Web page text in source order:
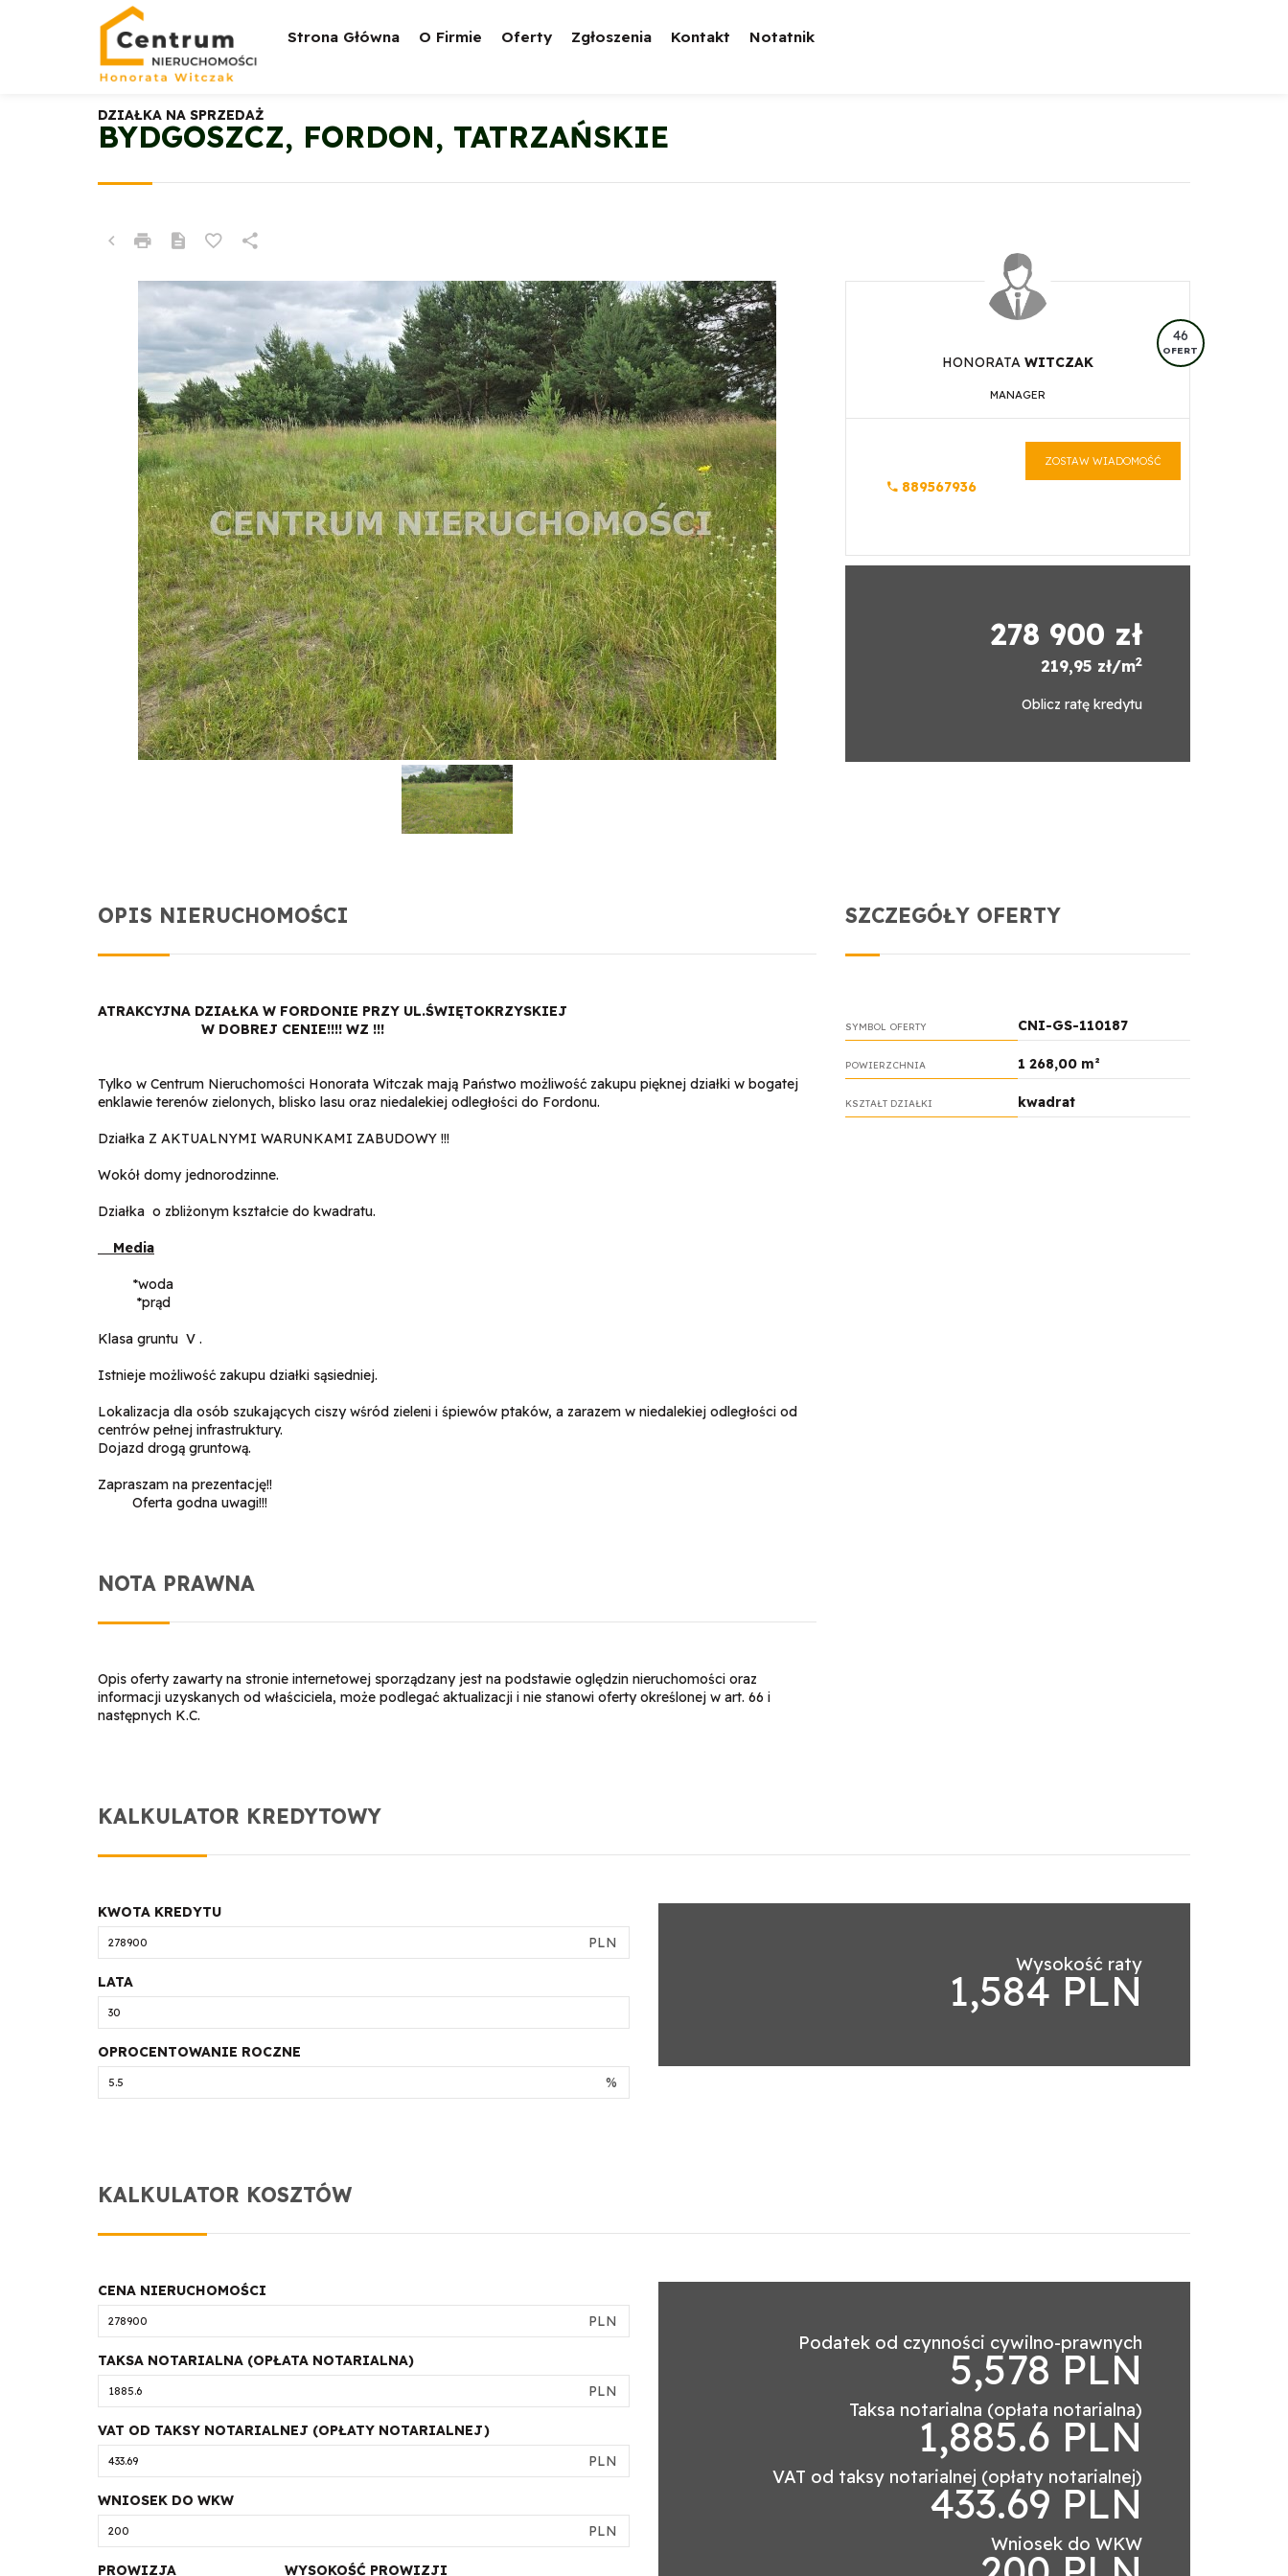
Strona Główna O Firmie Oferty Zgłoszenia Kontakt Notatnik
BYDGOSZCZ, FORDON, TATRZAŃSKIE
DZIAŁKA NA SPRZEDAŻ
46
OFERT
HONORATA WITCZAK
MANAGER
889567936
ZOSTAW WIADOMOŚĆ
278 900 zł
219,95 zł/m2
Oblicz ratę kredytu
OPIS NIERUCHOMOŚCI
ATRAKCYJNA DZIAŁKA W FORDONIE PRZY UL.ŚWIĘTOKRZYSKIEJ
W DOBREJ CENIE!!!! WZ !!!
Tylko w Centrum Nieruchomości Honorata Witczak mają Państwo możliwość zakupu pięknej działki w bogatej
enklawie terenów zielonych, blisko lasu oraz niedalekiej odległości do Fordonu.
Działka Z AKTUALNYMI WARUNKAMI ZABUDOWY !!!
Wokół domy jednorodzinne.
Działka o zbliżonym kształcie do kwadratu.
Media
*woda
*prąd
Klasa gruntu V .
Istnieje możliwość zakupu działki sąsiedniej.
Lokalizacja dla osób szukających ciszy wśród zieleni i śpiewów ptaków, a zarazem w niedalekiej odległości od
centrów pełnej infrastruktury.
Dojazd drogą gruntową.
Zapraszam na prezentację!!
Oferta godna uwagi!!!
NOTA PRAWNA
Opis oferty zawarty na stronie internetowej sporządzany jest na podstawie oględzin nieruchomości oraz
informacji uzyskanych od właściciela, może podlegać aktualizacji i nie stanowi oferty określonej w art. 66 i
następnych K.C.
SZCZEGÓŁY OFERTY
SYMBOL OFERTY CNI-GS-110187
POWIERZCHNIA 1 268,00 m²
KSZTAŁT DZIAŁKI kwadrat
KALKULATOR KREDYTOWY
KWOTA KREDYTU
PLN
LATA
OPROCENTOWANIE ROCZNE
%
Wysokość raty
1,584 PLN
KALKULATOR KOSZTÓW
CENA NIERUCHOMOŚCI
PLN
TAKSA NOTARIALNA (OPŁATA NOTARIALNA)
PLN
VAT OD TAKSY NOTARIALNEJ (OPŁATY NOTARIALNEJ)
PLN
WNIOSEK DO WKW
PLN
PROWIZJA WYSOKOŚĆ PROWIZJI
Podatek od czynności cywilno-prawnych
5,578 PLN
Taksa notarialna (opłata notarialna)
1,885.6 PLN
VAT od taksy notarialnej (opłaty notarialnej)
433.69 PLN
Wniosek do WKW